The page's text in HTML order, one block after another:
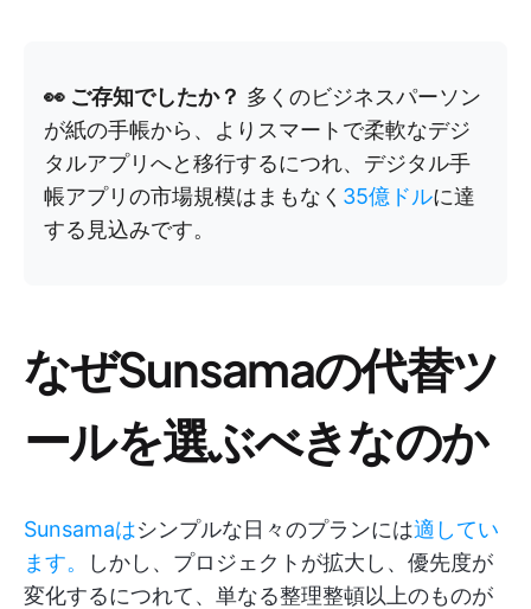
👀 ご存知でしたか？ 多くのビジネスパーソン
が紙の手帳から、よりスマートで柔軟なデジ
タルアプリへと移行するにつれ、デジタル手
帳アプリの市場規模はまもなく 35億ドルに達
する見込みです。
なぜSunsamaの代替ツ
ールを選ぶべきなのか
Sunsamaはシンプルな日々のプランには適してい
ます。
しかし、プロジェクトが拡大し、優先度が
変化するにつれて、単なる整理整頓以上のものが